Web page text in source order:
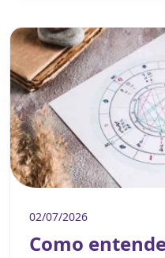
02/07/2026
Como